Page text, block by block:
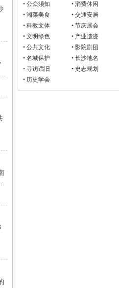
• 公众须知 • 消费休闲
• 湘菜美食 • 交通安居
• 科教文体 • 节庆展会
• 文明绿色 • 产业遗迹
• 公共文化 • 影院剧团
• 名城保护 • 长沙地名
• 寻访话旧 • 史志规划
• 历史学会